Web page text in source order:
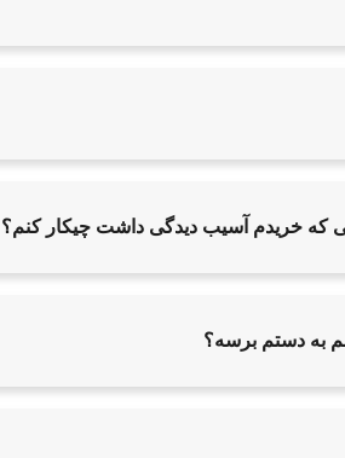
که خریدم آسیب دیدگی داشت چیکار کنم؟
به دستم برسه؟